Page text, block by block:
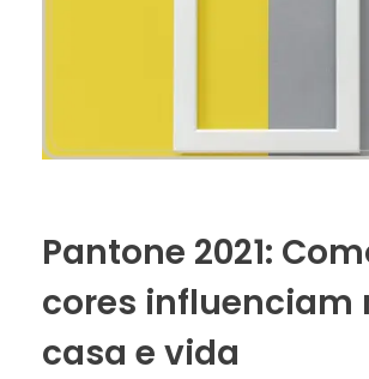
Pantone 2021:
cores influenciam
casa e vida